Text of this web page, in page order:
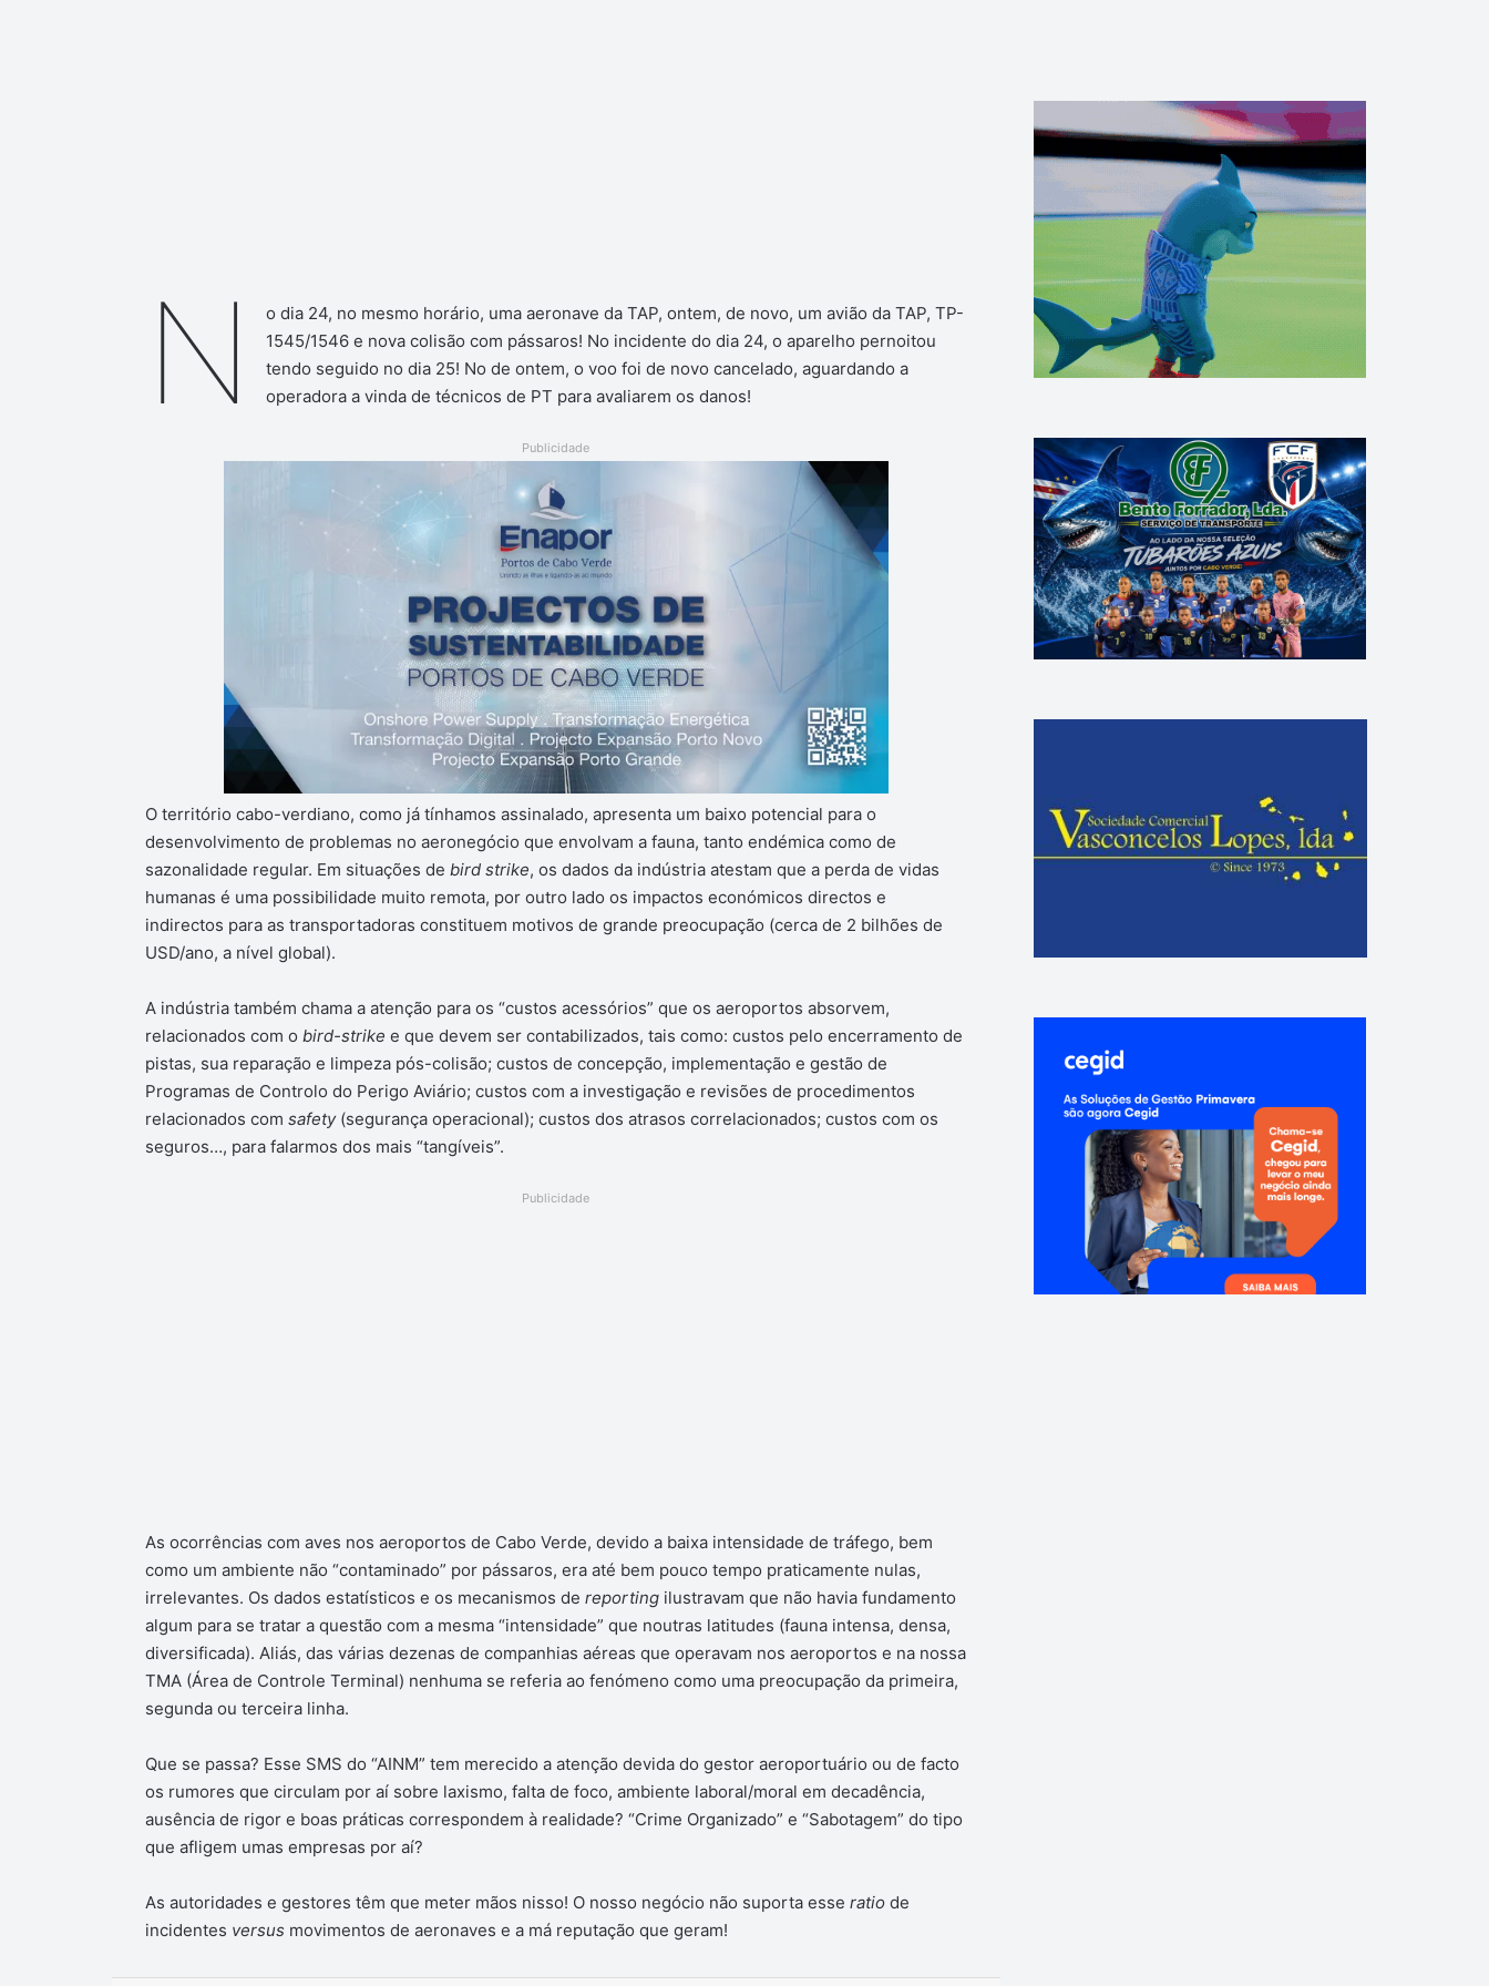
N
o dia 24, no mesmo horário, uma aeronave da TAP, ontem, de novo, um avião da TAP, TP-
1545/1546 e nova colisão com pássaros! No incidente do dia 24, o aparelho pernoitou
tendo seguido no dia 25! No de ontem, o voo foi de novo cancelado, aguardando a
operadora a vinda de técnicos de PT para avaliarem os danos!
Publicidade
O território cabo-verdiano, como já tínhamos assinalado, apresenta um baixo potencial para o
desenvolvimento de problemas no aeronegócio que envolvam a fauna, tanto endémica como de
sazonalidade regular. Em situações de bird strike, os dados da indústria atestam que a perda de vidas
humanas é uma possibilidade muito remota, por outro lado os impactos económicos directos e
indirectos para as transportadoras constituem motivos de grande preocupação (cerca de 2 bilhões de
USD/ano, a nível global).
A indústria também chama a atenção para os “custos acessórios” que os aeroportos absorvem,
relacionados com o bird-strike e que devem ser contabilizados, tais como: custos pelo encerramento de
pistas, sua reparação e limpeza pós-colisão; custos de concepção, implementação e gestão de
Programas de Controlo do Perigo Aviário; custos com a investigação e revisões de procedimentos
relacionados com safety (segurança operacional); custos dos atrasos correlacionados; custos com os
seguros…, para falarmos dos mais “tangíveis”.
Publicidade
As ocorrências com aves nos aeroportos de Cabo Verde, devido a baixa intensidade de tráfego, bem
como um ambiente não “contaminado” por pássaros, era até bem pouco tempo praticamente nulas,
irrelevantes. Os dados estatísticos e os mecanismos de reporting ilustravam que não havia fundamento
algum para se tratar a questão com a mesma “intensidade” que noutras latitudes (fauna intensa, densa,
diversificada). Aliás, das várias dezenas de companhias aéreas que operavam nos aeroportos e na nossa
TMA (Área de Controle Terminal) nenhuma se referia ao fenómeno como uma preocupação da primeira,
segunda ou terceira linha.
Que se passa? Esse SMS do “AINM” tem merecido a atenção devida do gestor aeroportuário ou de facto
os rumores que circulam por aí sobre laxismo, falta de foco, ambiente laboral/moral em decadência,
ausência de rigor e boas práticas correspondem à realidade? “Crime Organizado” e “Sabotagem” do tipo
que afligem umas empresas por aí?
As autoridades e gestores têm que meter mãos nisso! O nosso negócio não suporta esse ratio de
incidentes versus movimentos de aeronaves e a má reputação que geram!